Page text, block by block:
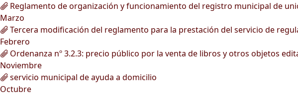
Reglamento de organización y funcionamiento del registro municipal de
Marzo
Tercera modificación del reglamento para la prestación del servicio de
Febrero
Ordenanza nº 3.2.3: precio público por la venta de libros y otros objetos
Noviembre
servicio municipal de ayuda a domicilio
Octubre